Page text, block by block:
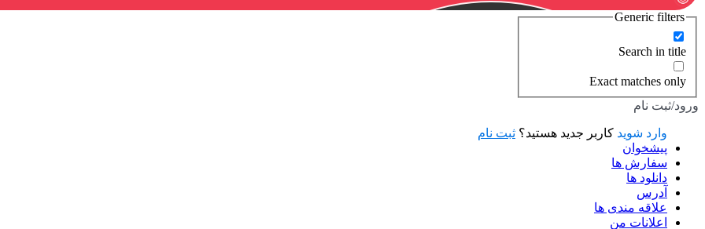
Generic filters
Search in title
Exact matches only
ورود/ثبت نام
وارد شوید کاربر جدید هستید؟ ثبت نام
پیشخوان
سفارش ها
دانلود ها
آدرس
علاقه مندی ها
اعلانات من